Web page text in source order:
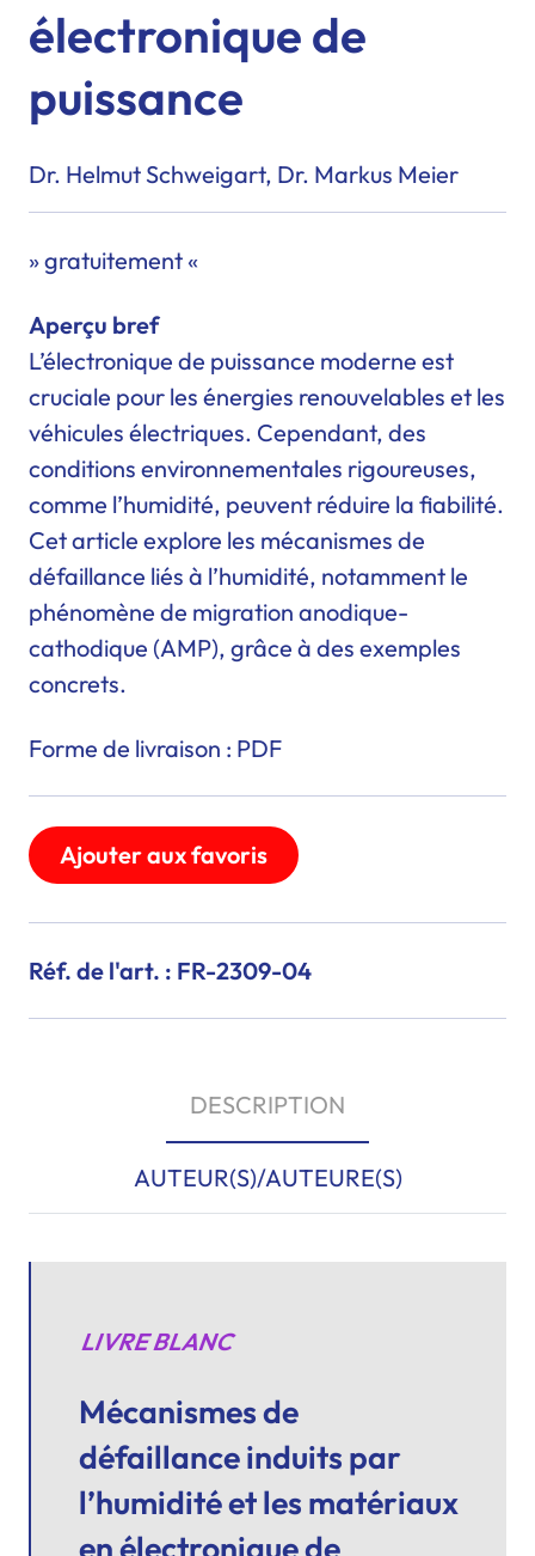
électronique de
puissance
Dr. Helmut Schweigart, Dr. Markus Meier
» gratuitement «
Aperçu bref
L’électronique de puissance moderne est
cruciale pour les énergies renouvelables et les
véhicules électriques. Cependant, des
conditions environnementales rigoureuses,
comme l’humidité, peuvent réduire la fiabilité.
Cet article explore les mécanismes de
défaillance liés à l’humidité, notamment le
phénomène de migration anodique-
cathodique (AMP), grâce à des exemples
concrets.
Forme de livraison : PDF
Ajouter aux favoris
Réf. de l'art. : FR-2309-04
DESCRIPTION
AUTEUR(S)/AUTEURE(S)
LIVRE BLANC
Mécanismes de
défaillance induits par
l’humidité et les matériaux
en électronique de